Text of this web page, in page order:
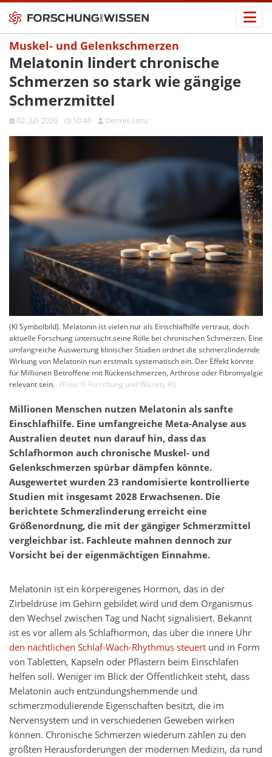
Muskel- und Gelenkschmerzen
Melatonin lindert chronische
Schmerzen so stark wie gängige
Schmerzmittel
02. Juli 2026 10:44 Dennis Lenz
(KI Symbolbild). Melatonin ist vielen nur als Einschlafhilfe vertraut, doch
aktuelle Forschung untersucht seine Rolle bei chronischen Schmerzen. Eine
umfangreiche Auswertung klinischer Studien ordnet die schmerzlindernde
Wirkung von Melatonin nun erstmals systematisch ein. Der Effekt könnte
für Millionen Betroffene mit Rückenschmerzen, Arthrose oder Fibromyalgie
relevant sein. (Foto: © Forschung und Wissen, KI)
Millionen Menschen nutzen Melatonin als sanfte
Einschlafhilfe. Eine umfangreiche Meta-Analyse aus
Australien deutet nun darauf hin, dass das
Schlafhormon auch chronische Muskel- und
Gelenkschmerzen spürbar dämpfen könnte.
Ausgewertet wurden 23 randomisierte kontrollierte
Studien mit insgesamt 2028 Erwachsenen. Die
berichtete Schmerzlinderung erreicht eine
Größenordnung, die mit der gängiger Schmerzmittel
vergleichbar ist. Fachleute mahnen dennoch zur
Vorsicht bei der eigenmächtigen Einnahme.
Melatonin ist ein körpereigenes Hormon, das in der
Zirbeldrüse im Gehirn gebildet wird und dem Organismus
den Wechsel zwischen Tag und Nacht signalisiert. Bekannt
ist es vor allem als Schlafhormon, das über die innere Uhr
den nächtlichen Schlaf-Wach-Rhythmus steuert und in Form
von Tabletten, Kapseln oder Pflastern beim Einschlafen
helfen soll. Weniger im Blick der Öffentlichkeit steht, dass
Melatonin auch entzündungshemmende und
schmerzmodulierende Eigenschaften besitzt, die im
Nervensystem und in verschiedenen Geweben wirken
können. Chronische Schmerzen wiederum zählen zu den
größten Herausforderungen der modernen Medizin, da rund